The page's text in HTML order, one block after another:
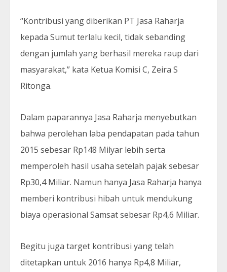
“Kontribusi yang diberikan PT Jasa Raharja
kepada Sumut terlalu kecil, tidak sebanding
dengan jumlah yang berhasil mereka raup dari
masyarakat,” kata Ketua Komisi C, Zeira S
Ritonga.
Dalam paparannya Jasa Raharja menyebutkan
bahwa perolehan laba pendapatan pada tahun
2015 sebesar Rp148 Milyar lebih serta
memperoleh hasil usaha setelah pajak sebesar
Rp30,4 Miliar. Namun hanya Jasa Raharja hanya
memberi kontribusi hibah untuk mendukung
biaya operasional Samsat sebesar Rp4,6 Miliar.
Begitu juga target kontribusi yang telah
ditetapkan untuk 2016 hanya Rp4,8 Miliar,